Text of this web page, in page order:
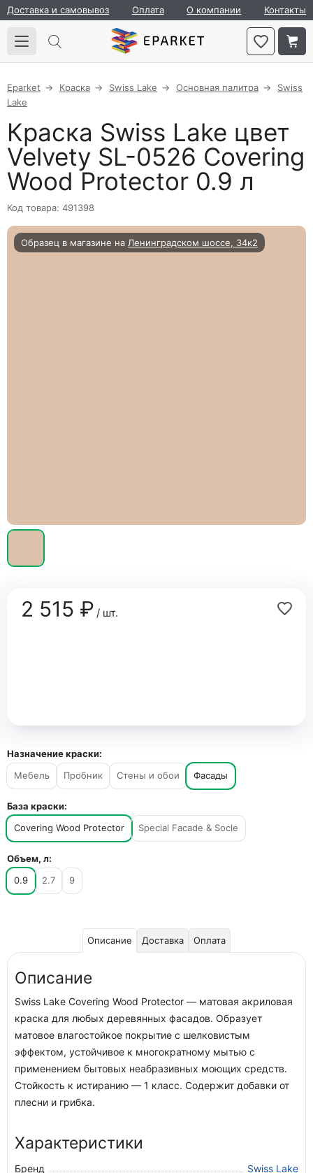
Доставка и самовывоз Оплата О компании Контакты
Eparket Краска Swiss Lake Основная палитра
Swiss
Lake
Краска Swiss Lake цвет
Velvety SL-0526 Covering
Wood Protector 0.9 л
Код товара: 491398
Образец в магазине на Ленинградском шоссе, 34к2
2 515 ₽/ шт.
Назначение краски:
Мебель
Пробник Стены и обои Фасады
База краски:
Covering Wood Protector
Special Facade & Socle
Объем, л:
0.9
2.7 9
Описание Доставка Оплата
Описание
Swiss Lake Covering Wood Protector — матовая акриловая
краска для любых деревянных фасадов. Образует
матовое влагостойкое покрытие с шелковистым
эффектом, устойчивое к многократному мытью с
применением бытовых неабразивных моющих средств.
Стойкость к истиранию — 1 класс. Содержит добавки от
плесни и грибка.
Характеристики
Бренд
Swiss Lake